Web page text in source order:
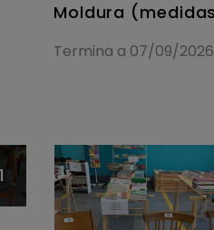
Moldura
Termina a 07/09/2026